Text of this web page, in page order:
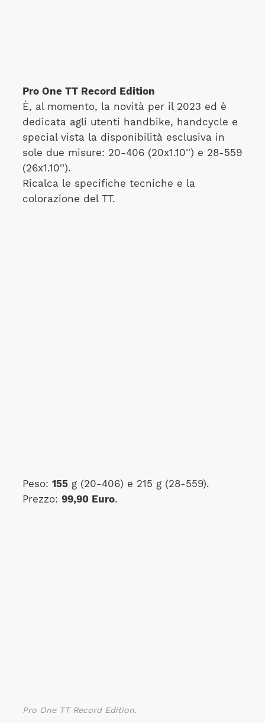
Pro One TT Record Edition
È, al momento, la novità per il 2023 ed è
dedicata agli utenti handbike, handcycle e
special vista la disponibilità esclusiva in
sole due misure: 20-406 (20x1.10'') e 28-559
(26x1.10'').
Ricalca le specifiche tecniche e la
colorazione del TT.
Peso: 155g (20-406) e 215 g (28-559).
Prezzo: 99,90 Euro.
Pro One TT Record Edition.